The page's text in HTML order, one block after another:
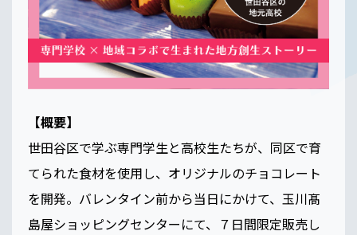
【概要】
世田谷区で学ぶ専門学生と高校生たちが、同区で育
てられた食材を使用し、オリジナルのチョコレート
を開発。バレンタイン前から当日にかけて、玉川髙
島屋ショッピングセンターにて、７日間限定販売し